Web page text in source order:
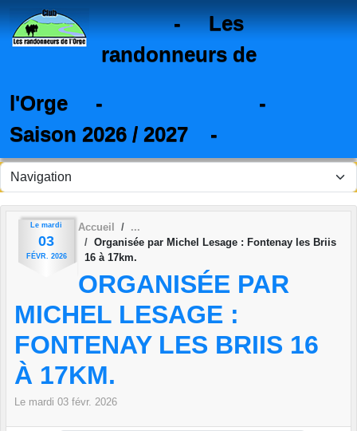
- Les
randonneurs de
l'Orge - -
Saison 2026 / 2027 -
Le mardi
03
FÉVR. 2026
Accueil
Organisée par Michel Lesage : Fontenay les Briis
16 à 17km.
ORGANISÉE PAR
MICHEL LESAGE :
FONTENAY LES BRIIS 16
À 17KM.
Le mardi 03 févr. 2026
Panneau de gestion des cookies